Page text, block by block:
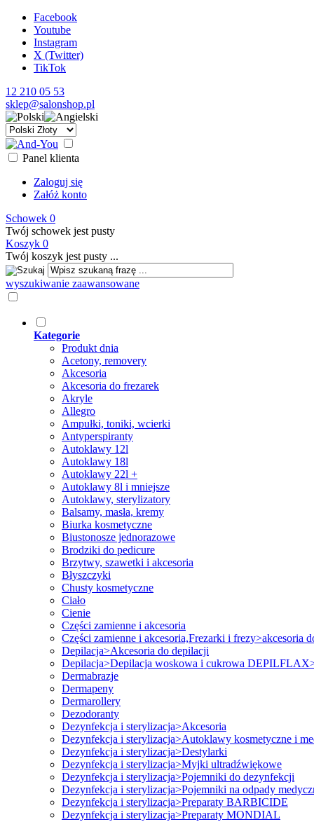
Facebook
Youtube
Instagram
X (Twitter)
TikTok
12 210 05 53
sklep@salonshop.pl
Panel klienta
Zaloguj się
Załóż konto
Schowek 0
Twój schowek jest pusty
Koszyk 0
Twój koszyk jest pusty ...
wyszukiwanie zaawansowane
Kategorie
Produkt dnia
Acetony, removery
Akcesoria
Akcesoria do frezarek
Akryle
Allegro
Ampułki, toniki, wcierki
Antyperspiranty
Autoklawy 12l
Autoklawy 18l
Autoklawy 22l +
Autoklawy 8l i mniejsze
Autoklawy, sterylizatory
Balsamy, masła, kremy
Biurka kosmetyczne
Biustonosze jednorazowe
Brodziki do pedicure
Brzytwy, szawetki i akcesoria
Błyszczyki
Chusty kosmetyczne
Ciało
Cienie
Części zamienne i akcesoria
Części zamienne i akcesoria,Frezarki i frezy>akcesoria
Depilacja>Akcesoria do depilacji
Depilacja>Depilacja woskowa i cukrowa
Dermabrazje
Dermapeny
Dermarollery
Dezodoranty
Dezynfekcja i sterylizacja>Akcesoria
Dezynfekcja i sterylizacja>Autoklawy kosmetyczne i
Dezynfekcja i sterylizacja>Destylarki
Dezynfekcja i sterylizacja>Myjki ultradźwiękowe
Dezynfekcja i sterylizacja>Pojemniki do dezynfekcji
Dezynfekcja i sterylizacja>Pojemniki na odpady
Dezynfekcja i sterylizacja>Preparaty BARBICIDE
Dezynfekcja i sterylizacja>Preparaty MONDIAL